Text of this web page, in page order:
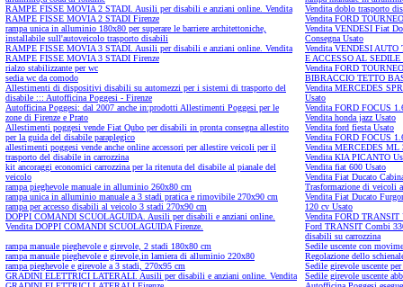
RAMPE FISSE MOVIA 2 STADI. Ausili per disabili e anziani online. Vendita
RAMPE FISSE MOVIA 2 STADI Firenze
rampa unica in alluminio 180x80 per superare le barriere architettoniche,
installabile sull'autoveicolo trasporto disabili
RAMPE FISSE MOVIA 3 STADI. Ausili per disabili e anziani online. Vendita
RAMPE FISSE MOVIA 3 STADI Firenze
rialzo stabilizzante per wc
sedia wc da comodo
Allestimenti di dispositivi disabili su automezzi per i sistemi di trasporto del
disabile ::: Autofficina Poggesi - Firenze
Autofficina Poggesi: dal 2007 anche in:prodotti Allestimenti Poggesi per le
zone di Firenze e Prato
Allestimenti poggesi vende Fiat Qubo per disabili in pronta consegna allestito
per la guida del disabile paraplegico
allestimenti poggesi vende anche online accessori per allestire veicoli per il
trasporto del disabile in carrozzina
kit ancoraggi economici carrozzina per la ritenuta del disabile al pianale del
veicolo
rampa pieghevole manuale in alluminio 260x80 cm
rampa unica in alluminio manuale a 3 stadi pratica e rimovibile 270x90 cm
rampa per accesso disabili al veicolo 3 stadi 270x90 cm
DOPPI COMANDI SCUOLAGUIDA. Ausili per disabili e anziani online.
Vendita DOPPI COMANDI SCUOLAGUIDA Firenze.
rampa manuale pieghevole e girevole, 2 stadi 180x80 cm
rampa manuale pieghevole e girevole,in lamiera di alluminio 220x80
rampa pieghevole e girevole a 3 stadi, 270x95 cm
GRADINI ELETTRICI LATERALI. Ausili per disabili e anziani online. Vendita
Vendita doblo trasporto
Vendita FORD
Vendita VENDESI Fiat
Consegna Usato
Vendita VENDESI AUTO
E ACCESSO AL SEDILE
Vendita FORD
BIBRACCIO TETTO
Vendita MERCEDES
Usato
Vendita FORD FOCUS
Vendita honda jazz Usato
Vendita ford fiesta Usato
Vendita FORD FOCUS
Vendita MERCEDES ML
Vendita KIA PICANTO
Vendita fiat 600 Usato
Vendita Fiat Ducato
Trasformazione di veicoli
Vendita Fiat Ducato
120 cv Usato
Vendita FORD TRANSIT
Ford TRANSIT Combi
disabili su carrozzina
Sedile uscente con
Regolazione dello
Sedile girevole uscente
Sedile girevole uscente